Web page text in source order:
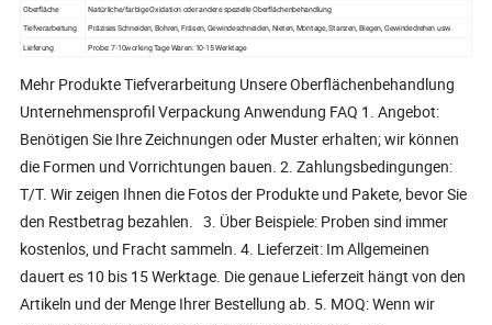
Oberfläche
Natürliche/farbige Oxidation oder andere spezielle Oberflächenbehandlung
Tiefverarbeitung
Präzises Schneiden, Bohren, Fräsen, Gewindeschneiden, Nieten, Montage, Stanzen, Biegen, Gewindedrehen usw.
Lieferung Probe: 7-10working Tage Waren: 10-15 Werktage
Mehr Produkte Tiefverarbeitung Unsere Oberflächenbehandlung
Unternehmensprofil Verpackung Anwendung FAQ 1. Angebot:
Benötigen Sie Ihre Zeichnungen oder Muster erhalten; wir können
die Formen und Vorrichtungen bauen. 2. Zahlungsbedingungen:
T/T. Wir zeigen Ihnen die Fotos der Produkte und Pakete, bevor Sie
den Restbetrag bezahlen. 3. Über Beispiele: Proben sind immer
kostenlos, und Fracht sammeln. 4. Lieferzeit: Im Allgemeinen
dauert es 10 bis 15 Werktage. Die genaue Lieferzeit hängt von den
Artikeln und der Menge Ihrer Bestellung ab. 5. MOQ: Wenn wir